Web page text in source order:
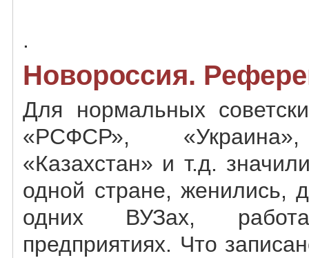
.
Новороссия.
Для нормальных
«РСФСР»,
«Казахстан» и т.д.
одной стране, женились,
одних ВУЗах,
предприятиях. Что